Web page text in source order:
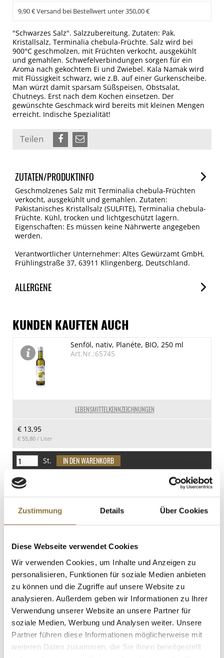
Zustimmung Details Über Cookies
Diese Webseite verwendet Cookies
Wir verwenden Cookies, um Inhalte und Anzeigen zu
personalisieren, Funktionen für soziale Medien anbieten
zu können und die Zugriffe auf unsere Website zu
analysieren. Außerdem geben wir Informationen zu Ihrer
Verwendung unserer Website an unsere Partner für
soziale Medien, Werbung und Analysen weiter. Unsere
Partner führen diese Informationen möglicherweise mit
weiteren Daten zusammen, die Sie ihnen bereitgestellt
9,90 € Versand bei Bestellwert unter 350,00 €
"Schwarzes Salz". Salzzubereitung. Zutaten: Pak.
Kristallsalz, Terminalia chebula-Früchte. Salz wird bei
900°C geschmolzen, mit Früchten verkocht, ausgekühlt
und gemahlen. Schwefelverbindungen sorgen für ein
Aroma nach gekochtem Ei und Zwiebel. Kala Namak wird
mit Flüssigkeit schwarz, wie z.B. auf einer Gurkenscheibe.
Man würzt damit sparsam Süßspeisen, Obstsalat,
Chutneys. Erst nach dem Kochen einsetzen. Der
gewünschte Geschmack wird bereits mit kleinen Mengen
erreicht. Indische Spezialität!
Teilen
ZUTATEN/PRODUKTINFO
Geschmolzenes Salz mit Terminalia chebula-Früchten
verkocht, ausgekühlt und gemahlen. Zutaten:
Pakistanisches Kristallsalz (SULFITE), Terminalia chebula-
Früchte. Kühl, trocken und lichtgeschützt lagern.
Eigenschaften: Es müssen keine Nährwerte angegeben
werden.
Verantwortlicher Unternehmer: Altes Gewürzamt GmbH,
Frühlingstraße 37, 63911 Klingenberg, Deutschland.
ALLERGENE
Spuren / Enthalten
SO2/Sulfite
Enthalten
KUNDEN KAUFTEN AUCH
LEBENSMITTELKENNZEICHNUNGEN
Senföl, nativ, Planéte, BIO, 250 ml
Art.Nr.:65745
€ 13,95
€ 55,80 / Liter
St.
LEBENSMITTELKENNZEICHNUNGEN
Vollmilchpulver - lait entier poudre,
mind. 26% Fett, 1 kg
Art.Nr.:17514
€ 18,95
St.
Wiberg BASIC Gemüse, Gewürzsalz, 1 kg
Art.Nr.:44346